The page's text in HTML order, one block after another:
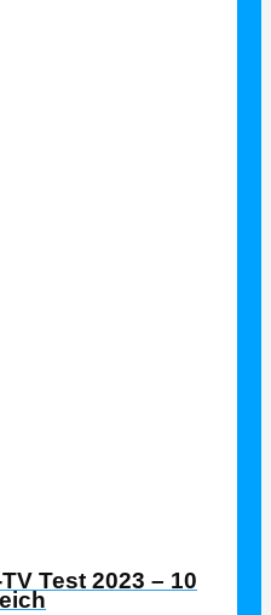
Test 2023 – 10